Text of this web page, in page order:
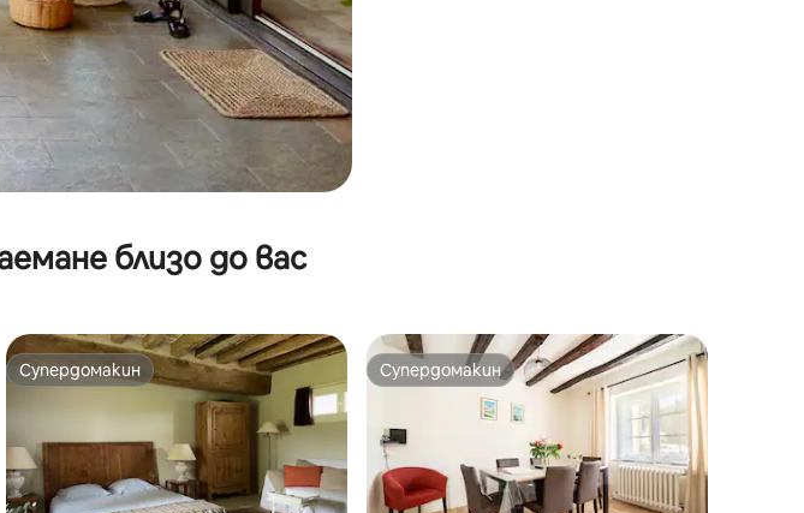
близо до вас
Супердомакин
Супердомакин Супердомакин
Супердомакин